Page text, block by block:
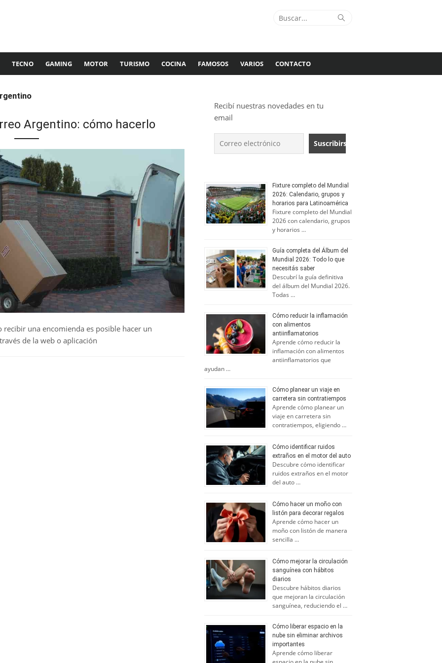
Buscar: Buscar
TECNO GAMING MOTOR TURISMO COCINA FAMOSOS VARIOS CONTACTO
Argentino: cómo hacerlo
una encomienda es posible hacer un
de la web o aplicación
Recibí nuestras novedades en tu
email
Fixture completo del Mundial
2026: Calendario, grupos y
horarios para Latinoamérica
Fixture completo del Mundial
2026 con calendario, grupos
y horarios …
Guía completa del Álbum del
Mundial 2026: Todo lo que
necesitás saber
Descubrí la guía definitiva
del álbum del Mundial 2026.
Todas …
Cómo reducir la inflamación
con alimentos
antiinflamatorios
Aprende cómo reducir la
inflamación con alimentos
antiinflamatorios que
ayudan …
Cómo planear un viaje en
carretera sin contratiempos
Aprende cómo planear un
viaje en carretera sin
contratiempos, eligiendo …
Cómo identificar ruidos
extraños en el motor del auto
Descubre cómo identificar
ruidos extraños en el motor
del auto …
Cómo hacer un moño con
listón para decorar regalos
Aprende cómo hacer un
moño con listón de manera
sencilla …
Cómo mejorar la circulación
sanguínea con hábitos
diarios
Descubre hábitos diarios
que mejoran la circulación
sanguínea, reduciendo el …
Cómo liberar espacio en la
nube sin eliminar archivos
importantes
Aprende cómo liberar